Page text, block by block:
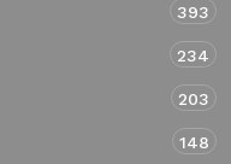
393
234
203
148